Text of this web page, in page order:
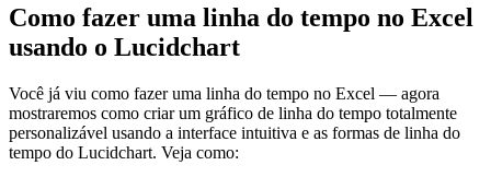
Como fazer uma linha do tempo no Excel
usando o Lucidchart
Você já viu como fazer uma linha do tempo no Excel — agora
mostraremos como criar um gráfico de linha do tempo totalmente
personalizável usando a interface intuitiva e as formas de linha do
tempo do Lucidchart. Veja como: